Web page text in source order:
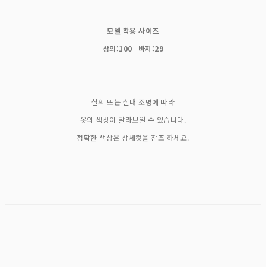
모델 착용 사이즈
상의:100 바지:29
실외 또는 실내 조명에 따라
옷의 색상이 달라보일 수 있습니다.
정확한 색상은 상세컷을 참조 하세요.